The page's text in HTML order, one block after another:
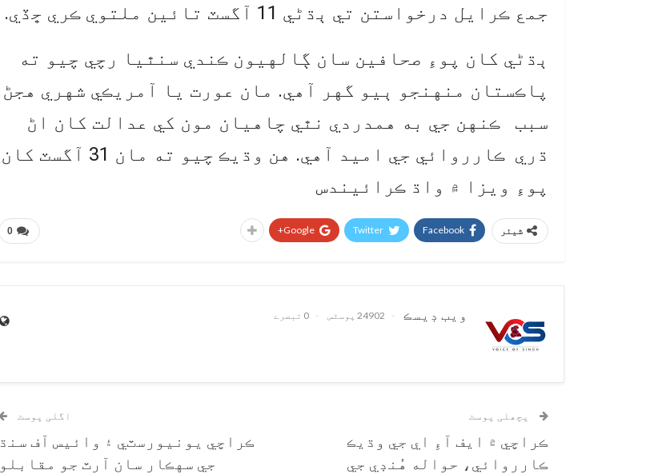
جمع ڪرايل درخواستن تي ٻڌڻي 11 آگسٽ تائين ملتوي ڪري ڇڏي.
ٻڌڻي کان پوءِ صحافين سان ڳالهيون ڪندي سنٿيا رچي چيو ته
پاڪستان منهنجو ٻيو گهر آهي. مان عورت يا آمريڪي شهري هجڻ
سبب ڪنهن جي به همدردي نٿي چاهيان مون کي عدالت کان اڻ
ڌري ڪارروائي جي اميد آهي. هن وڌيڪ چيو ته مان 31 آگسٽ کان
پوءِ ويزا ۾ واڌ ڪرائيندس
0 شیئر Facebook
Twitter
Google+
ويب ڊيسڪ 24902 پوسٹس 0 تبصرے
پچھلی پوسٹ
ڪراچي ۾ ايف آءِ اي جي وڌيڪ
ڪارروائي، حواله هُنڊي جي
اگلی پوسٹ
ڪراچي يونيورسٽي ۽ وائيس آف سنڌ
جي سهڪار سان آرٽ جو مقابلو